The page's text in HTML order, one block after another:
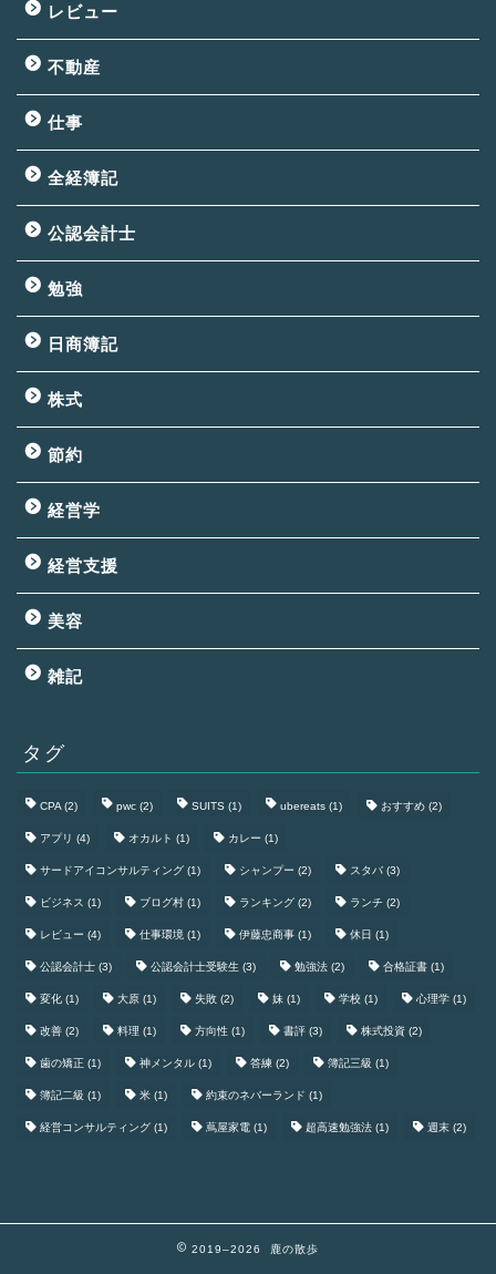
レビュー
不動産
仕事
全経簿記
公認会計士
勉強
日商簿記
株式
節約
経営学
経営支援
美容
雑記
タグ
CPA (2) pwc (2) SUITS (1) ubereats (1) おすすめ (2)
アプリ (4) オカルト (1) カレー (1)
サードアイコンサルティング (1) シャンプー (2) スタバ (3)
ビジネス (1) ブログ村 (1) ランキング (2) ランチ (2)
レビュー (4) 仕事環境 (1) 伊藤忠商事 (1) 休日 (1)
公認会計士 (3) 公認会計士受験生 (3) 勉強法 (2) 合格証書 (1)
変化 (1) 大原 (1) 失敗 (2) 妹 (1) 学校 (1) 心理学 (1)
改善 (2) 料理 (1) 方向性 (1) 書評 (3) 株式投資 (2)
歯の矯正 (1) 神メンタル (1) 答練 (2) 簿記三級 (1)
簿記二級 (1) 米 (1) 約束のネバーランド (1)
経営コンサルティング (1) 蔦屋家電 (1) 超高速勉強法 (1) 週末 (2)
2019–2026 鹿の散歩